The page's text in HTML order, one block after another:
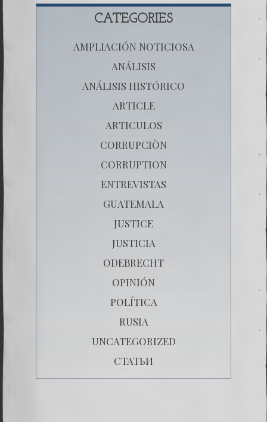
CATEGORIES
AMPLIACIÓN NOTICIOSA
ANÁLISIS
ANÁLISIS HISTÓRICO
ARTICLE
ARTICULOS
CORRUPCIÒN
CORRUPTION
ENTREVISTAS
GUATEMALA
JUSTICE
JUSTICIA
ODEBRECHT
OPINIÓN
POLÍTICA
RUSIA
UNCATEGORIZED
СТАТЬИ